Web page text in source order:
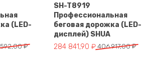
(LED-
592,00₽
составляла 293 592,00 ₽.
514,40 ₽.
SH-T8919
Профессиональная
беговая дорожка (LED-
дисплей) SHUA
406 917,00₽
Первоначальная цена
284 841,90 ₽
Текущая цена: 284 841,90 ₽.